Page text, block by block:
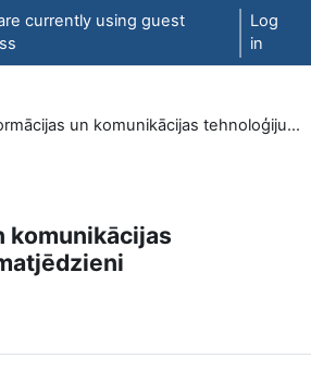
currently using guest
Log
in
Informācijas un komunikācijas tehnoloģiju pamatjēdzieni
komunikācijas